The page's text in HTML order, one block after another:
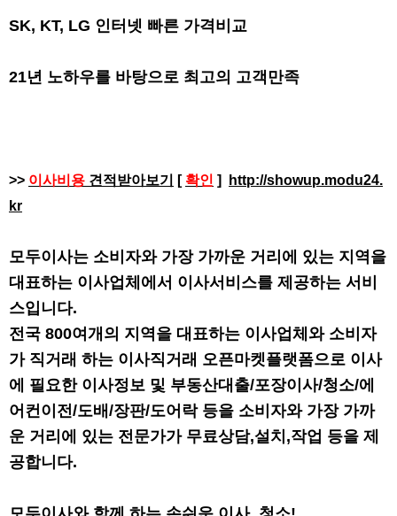
SK, KT, LG 인터넷 빠른 가격비교
21년 노하우를 바탕으로 최고의 고객만족
>> 이사비용 견적받아보기 [ 확인 ]
http://showup.modu24.
kr
모두이사는 소비자와 가장 가까운 거리에 있는 지역을
대표하는 이사업체에서 이사서비스를 제공하는 서비
스입니다.
전국 800여개의 지역을 대표하는 이사업체와 소비자
가 직거래 하는 이사직거래 오픈마켓플랫폼으로 이사
에 필요한 이사정보 및 부동산대출/포장이사/청소/에
어컨이전/도배/장판/도어락 등을 소비자와 가장 가까
운 거리에 있는 전문가가 무료상담,설치,작업 등을 제
공합니다.